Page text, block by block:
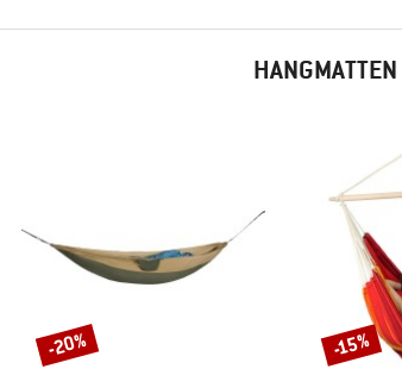
Korting
-20% Korting
-15%